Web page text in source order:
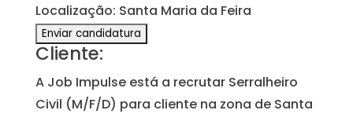
Localização: Santa Maria da Feira
Cliente:
A Job Impulse está a recrutar Serralheiro
Civil (M/F/D) para cliente na zona de Santa